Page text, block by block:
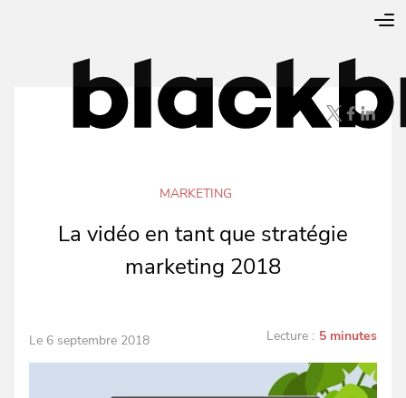
MARKETING
La vidéo en tant que stratégie
marketing 2018
Le 6 septembre 2018 Lecture : 5 minutes